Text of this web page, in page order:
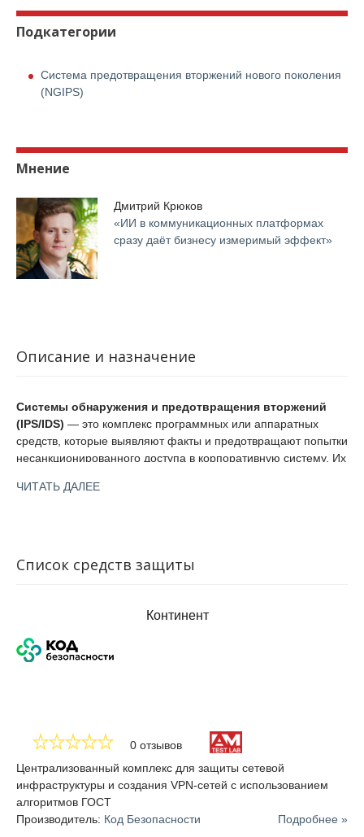
Подкатегории
Система предотвращения вторжений нового поколения
(NGIPS)
Мнение
Дмитрий Крюков
«ИИ в коммуникационных платформах
сразу даёт бизнесу измеримый эффект»
Описание и назначение
Системы обнаружения и предотвращения вторжений
(IPS/IDS) — это комплекс программных или аппаратных
средств, которые выявляют факты и предотвращают попытки
несанкционированного доступа в корпоративную систему. Их
обнаружения, IDS, и IPS — системы предотвращения
Обнаружение вторжений и выявление сетевых атак.
Распознавание источника атаки (взломщики или
инсайдеры).
Концептуальная схема систем обнаружения вторжений
включает в себя:
Подсистему сбора событий, или сенсорную.
Подсистему анализа данных, полученных от
ЧИТАТЬ ДАЛЕЕ
Список средств защиты
Континент
0 отзывов
Централизованный комплекс для защиты сетевой
инфраструктуры и создания VPN-сетей с использованием
алгоритмов ГОСТ
Производитель: Код Безопасности Подробнее »